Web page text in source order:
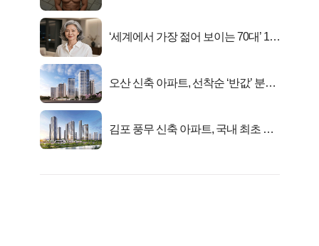
‘세계에서 가장 젊어 보이는 70대’ 1위
오산 신축 아파트, 선착순 ‘반값’ 분양
김포 풍무 신축 아파트, 국내 최초 반